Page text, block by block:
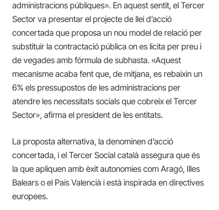
administracions públiques». En aquest sentit, el Tercer
Sector va presentar el projecte de llei d’acció
concertada que proposa un nou model de relació per
substituir la contractació pública on es licita per preu i
de vegades amb fórmula de subhasta. «Aquest
mecanisme acaba fent que, de mitjana, es rebaixin un
6% els pressupostos de les administracions per
atendre les necessitats socials que cobreix el Tercer
Sector», afirma el president de les entitats.
La proposta alternativa, la denominen d’acció
concertada, i el Tercer Social català assegura que és
la que apliquen amb èxit autonomies com Aragó, Illes
Balears o el País Valencià i està inspirada en directives
europees.